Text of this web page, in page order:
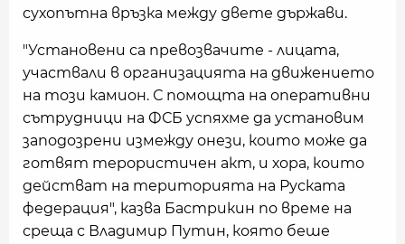
сухопътна връзка между двете държави.
"Установени са превозвачите - лицата,
участвали в организацията на движението
на този камион. С помощта на оперативни
сътрудници на ФСБ успяхме да установим
заподозрени измежду онези, които може да
готвят терористичен акт, и хора, които
действат на територията на Руската
федерация", казва Бастрикин по време на
среща с Владимир Путин, която беше